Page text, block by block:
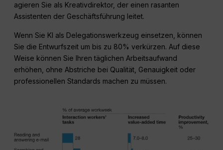
agieren Sie als Kreativdirektor, der einen rasanten
Assistenten der Geschäftsführung leitet.
Wenn Sie KI als Delegationswerkzeug einsetzen, können
Sie die Entwurfszeit um bis zu 80% verkürzen. Auf diese
Weise können Sie Ihren täglichen Arbeitsaufwand
erhöhen, ohne Abstriche bei Qualität, Genauigkeit oder
professionellen Standards machen zu müssen.